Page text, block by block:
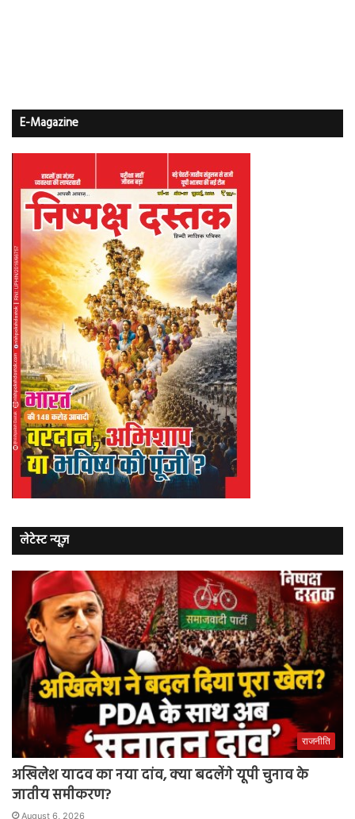
E-Magazine
लेटेस्ट न्यूज़
राजनीति
अखिलेश यादव का नया दांव, क्या बदलेंगे यूपी चुनाव के
जातीय समीकरण?
August 6, 2026